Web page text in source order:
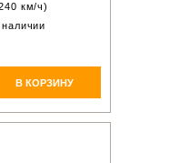
км/ч)
В КОРЗИНУ